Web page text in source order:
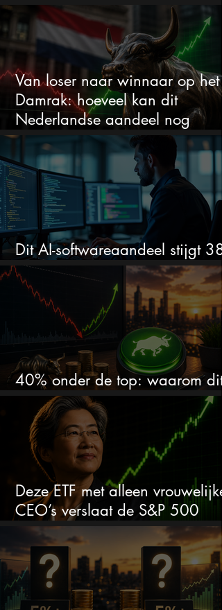
alles veranderen
Van loser naar winnaar op het
Damrak: hoeveel kan dit
Nederlandse aandeel nog
stijgen?
Dit AI-softwareaandeel stijgt
en zet de SaaS-crash op zijn
40% onder de top: waarom dit
aandeel weer interessant wordt
Deze ETF met alleen vrouwelijke
CEO’s verslaat de S&P 500
keihard